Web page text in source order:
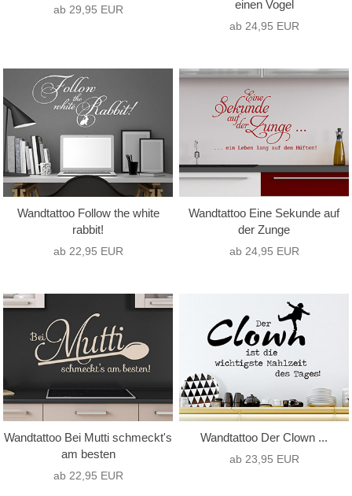
ab 29,95 EUR
einen Vogel
ab 24,95 EUR
Wandtattoo Follow the white
rabbit!
ab 22,95 EUR
Wandtattoo Eine Sekunde auf
der Zunge
ab 24,95 EUR
Wandtattoo Bei Mutti schmeckt's
am besten
ab 22,95 EUR
Wandtattoo Der Clown ...
ab 23,95 EUR